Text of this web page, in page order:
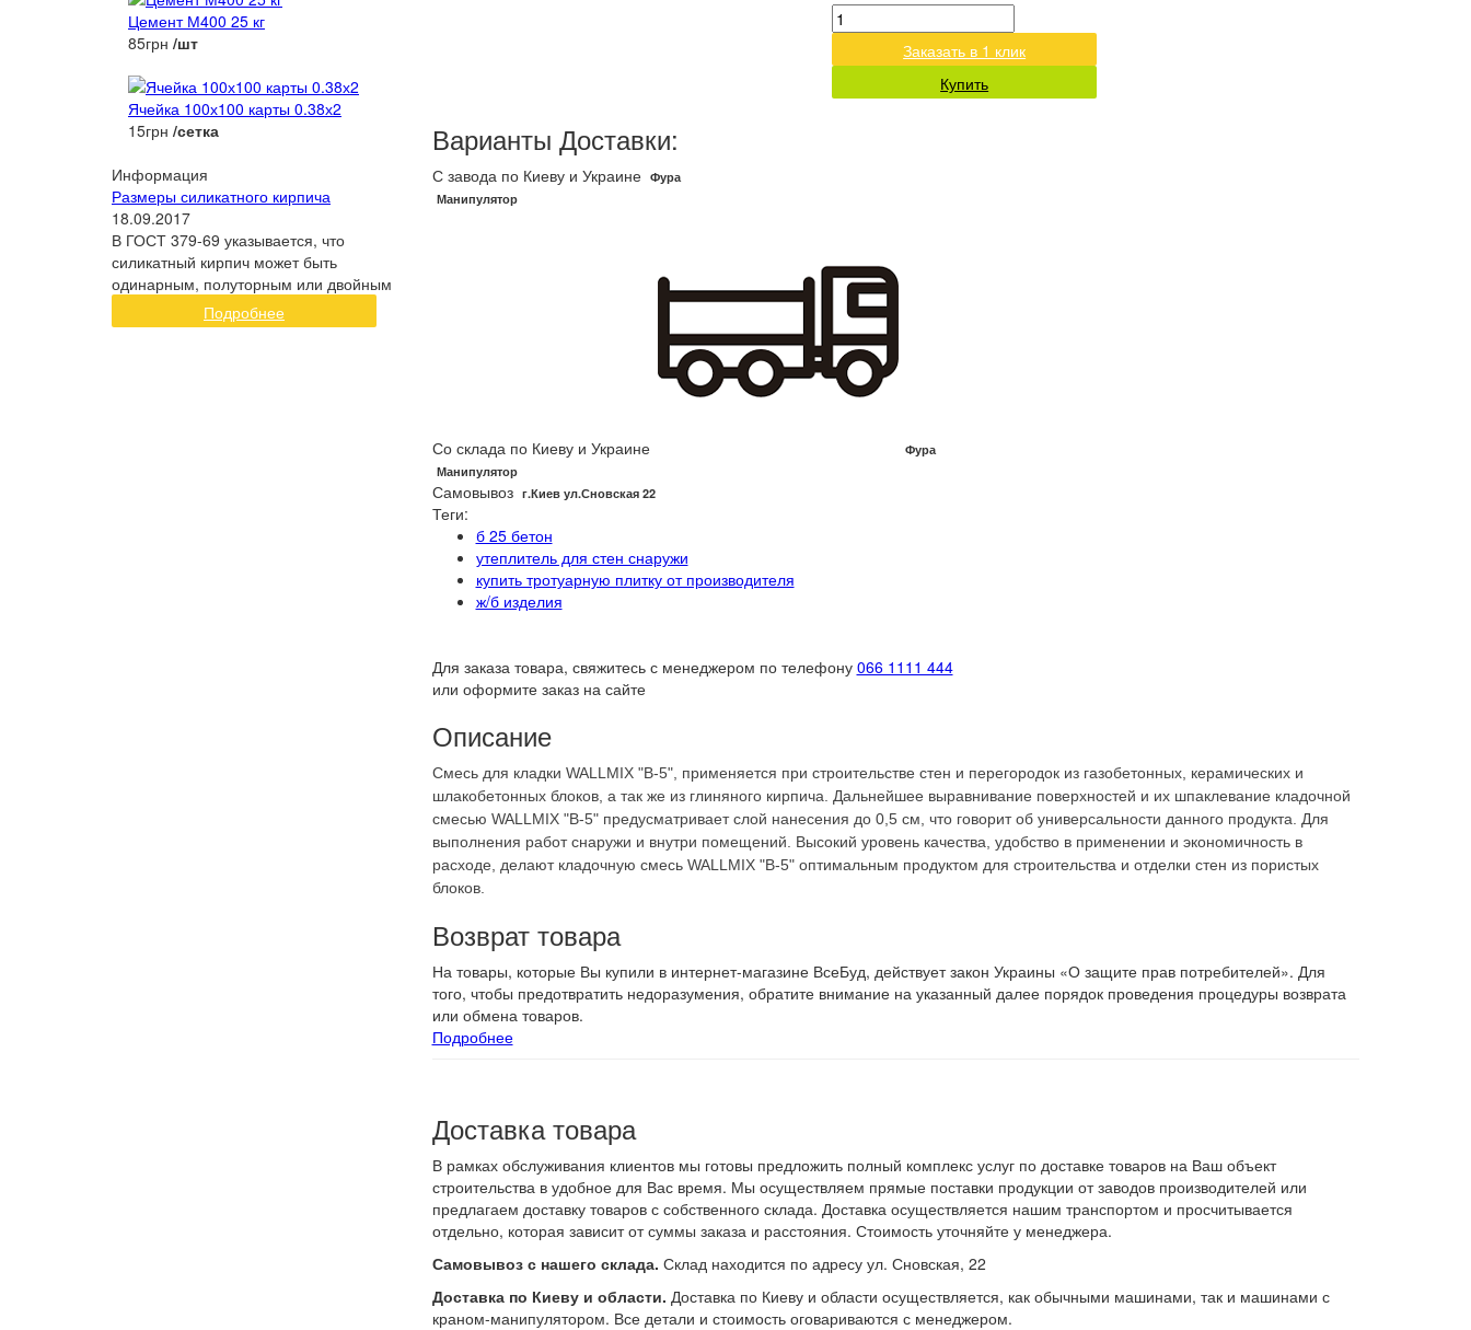
Цемент М400 25 кг
85грн /шт
Ячейка 100х100 карты 0.38х2
15грн /сетка
Информация
Размеры силикатного кирпича
18.09.2017
В ГОСТ 379-69 указывается, что
силикатный кирпич может быть
одинарным, полуторным или двойным
Подробнее
Заказать в 1 клик
Купить
Варианты Доставки:
С завода по Киеву и Украине Фура
Манипулятор
Со склада по Киеву и Украине
Фура
Манипулятор
Самовывоз г.Киев ул.Сновская 22
Теги:
б 25 бетон
утеплитель для стен снаружи
купить тротуарную плитку от производителя
ж/б изделия
Для заказа товара, свяжитесь с менеджером по телефону 066 1111 444
или оформите заказ на сайте
Описание
Смесь для кладки WALLMIX "B-5", применяется при строительстве стен и перегородок из газобетонных, керамических и
шлакобетонных блоков, а так же из глиняного кирпича. Дальнейшее выравнивание поверхностей и их шпаклевание кладочной
смесью WALLMIX "B-5" предусматривает слой нанесения до 0,5 см, что говорит об универсальности данного продукта. Для
выполнения работ снаружи и внутри помещений. Высокий уровень качества, удобство в применении и экономичность в
расходе, делают кладочную смесь WALLMIX "B-5" оптимальным продуктом для строительства и отделки стен из пористых
блоков.
Возврат товара
На товары, которые Вы купили в интернет-магазине ВсеБуд, действует закон Украины «О защите прав потребителей». Для
того, чтобы предотвратить недоразумения, обратите внимание на указанный далее порядок проведения процедуры возврата
или обмена товаров.
Подробнее
Доставка товара
В рамках обслуживания клиентов мы готовы предложить полный комплекс услуг по доставке товаров на Ваш объект
строительства в удобное для Вас время. Мы осуществляем прямые поставки продукции от заводов производителей или
предлагаем доставку товаров с собственного склада. Доставка осуществляется нашим транспортом и просчитывается
отдельно, которая зависит от суммы заказа и расстояния. Стоимость уточняйте у менеджера.
Самовывоз с нашего склада. Склад находится по адресу ул. Сновская, 22
Доставка по Киеву и области. Доставка по Киеву и области осуществляется, как обычными машинами, так и машинами с
краном-манипулятором. Все детали и стоимость оговариваются с менеджером.